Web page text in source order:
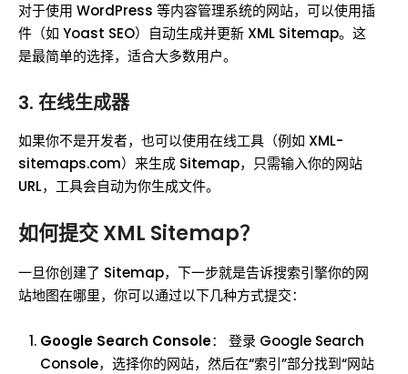
对于使用 WordPress 等内容管理系统的网站，可以使用插
件（如 Yoast SEO）自动生成并更新 XML Sitemap。这
是最简单的选择，适合大多数用户。
3. 在线生成器
如果你不是开发者，也可以使用在线工具（例如 XML-
sitemaps.com）来生成 Sitemap，只需输入你的网站
URL，工具会自动为你生成文件。
如何提交 XML Sitemap？
一旦你创建了 Sitemap，下一步就是告诉搜索引擎你的网
站地图在哪里，你可以通过以下几种方式提交：
Google Search Console： 登录 Google Search
Console，选择你的网站，然后在“索引”部分找到“网站